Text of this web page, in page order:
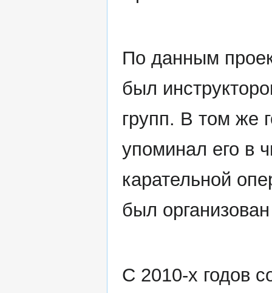
По данным
был
групп. В том же
упоминал его в
карательной
был
С 2010-х годов